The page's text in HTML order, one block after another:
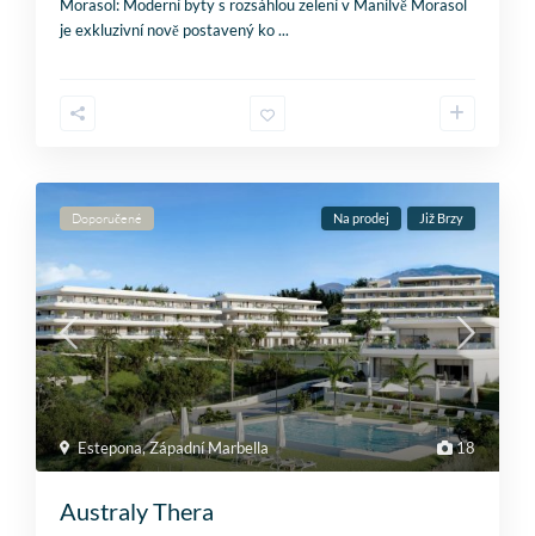
Morasol: Moderní byty s rozsáhlou zelení v Manilvě Morasol
je exkluzivní nově postavený ko...
18
Estepona,Západní Marbella
Doporučené Na prodej Již Brzy
Australy Thera